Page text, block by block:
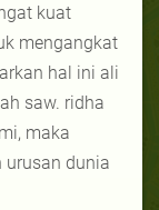
kuat
mengangkat
hal ini ali
saw. ridha
maka
urusan dunia